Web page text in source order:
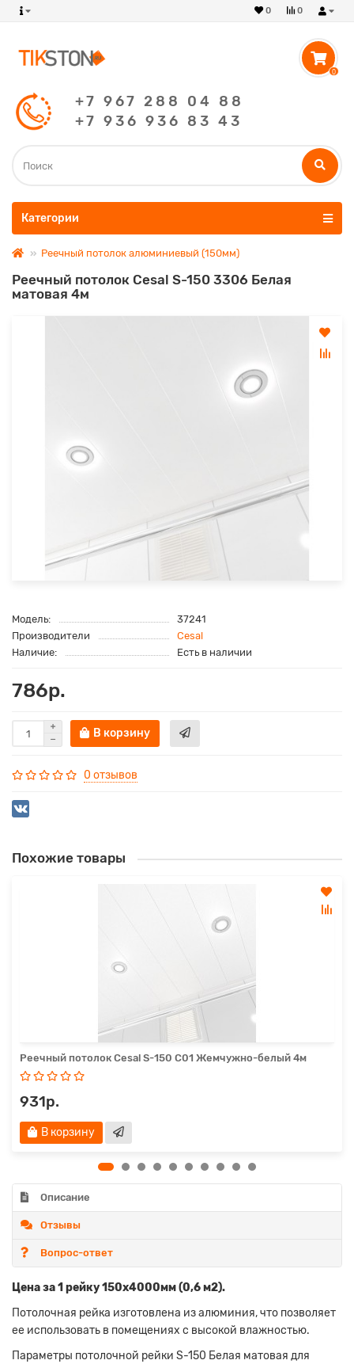
0
0
0
+7 967 288 04 88
+7 936 936 83 43
Категории
Реечный потолок алюминиевый (150мм)
Реечный потолок Cesal S-150 3306 Белая
матовая 4м
Модель:
37241
Производители
Cesal
Наличие:
Есть в наличии
786р.
В корзину
0 отзывов
Похожие товары
Реечный потолок Cesal S-150 С01 Жемчужно-белый 4м
931р.
В корзину
Описание
Отзывы
Вопрос-ответ
Цена за 1 рейку 150х4000мм (0,6 м2).
Потолочная рейка изготовлена из алюминия, что позволяет
ее использовать в помещениях с высокой влажностью.
Параметры потолочной рейки S-150 Белая матовая для